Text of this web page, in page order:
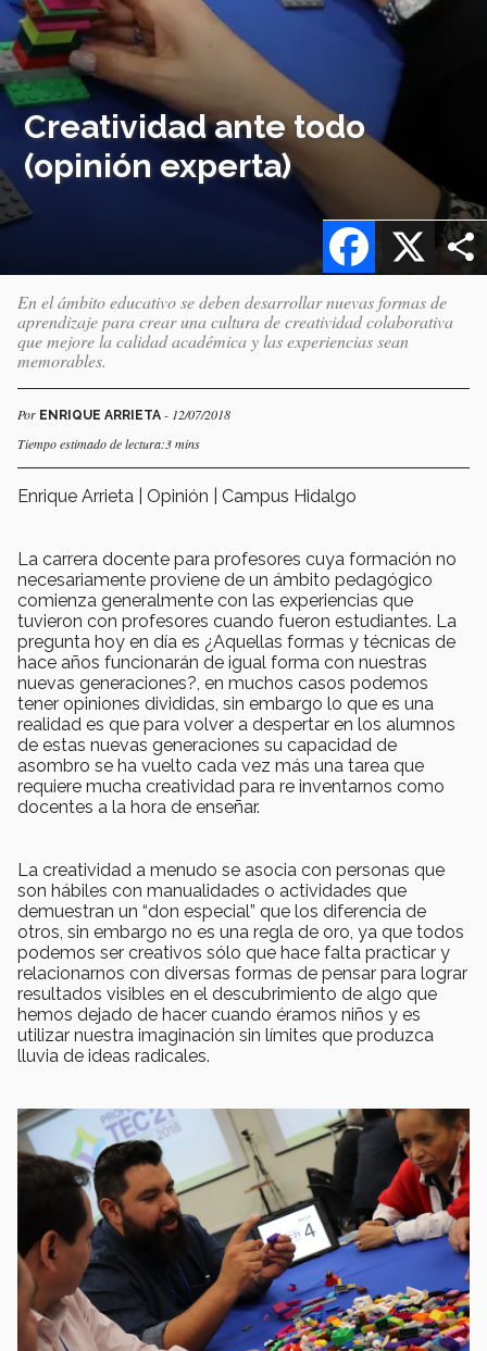
Creatividad ante todo
(opinión experta)
X
Facebook
En el ámbito educativo se deben desarrollar nuevas formas de
aprendizaje para crear una cultura de creatividad colaborativa
que mejore la calidad académica y las experiencias sean
memorables.
Por ENRIQUE ARRIETA - 12/07/2018
Tiempo estimado de lectura:3 mins
Enrique Arrieta | Opinión | Campus Hidalgo
La carrera docente para profesores cuya formación no
necesariamente proviene de un ámbito pedagógico
comienza generalmente con las experiencias que
tuvieron con profesores cuando fueron estudiantes. La
pregunta hoy en día es ¿Aquellas formas y técnicas de
hace años funcionarán de igual forma con nuestras
nuevas generaciones?, en muchos casos podemos
tener opiniones divididas, sin embargo lo que es una
realidad es que para volver a despertar en los alumnos
de estas nuevas generaciones su capacidad de
asombro se ha vuelto cada vez más una tarea que
requiere mucha creatividad para re inventarnos como
docentes a la hora de enseñar.
La creatividad a menudo se asocia con personas que
son hábiles con manualidades o actividades que
demuestran un “don especial” que los diferencia de
otros, sin embargo no es una regla de oro, ya que todos
podemos ser creativos sólo que hace falta practicar y
relacionarnos con diversas formas de pensar para lograr
resultados visibles en el descubrimiento de algo que
hemos dejado de hacer cuando éramos niños y es
utilizar nuestra imaginación sin límites que produzca
lluvia de ideas radicales.